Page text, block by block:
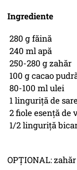
Ingrediente
280 g făină
240 ml apă
250-280 g zahăr
100 g cacao
80-100 ml ulei
1 linguriță de
2 fiole esență de
1/2 linguriță
OPȚIONAL: